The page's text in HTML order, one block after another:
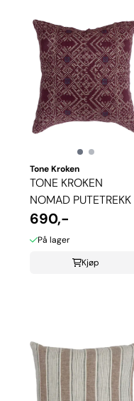
Tone Kroken
TONE KROKEN
NOMAD PUTETREKK
690,-
På lager
Kjøp